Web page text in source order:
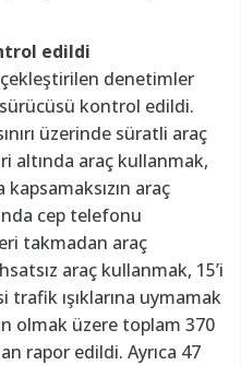
edildi
denetimler
kontrol edildi.
üzerinde süratli araç
altında araç kullanmak,
araç
cep telefonu
takmadan araç
araç kullanmak, 15’i
trafik ışıklarına uymamak
olmak üzere toplam 370
rapor edildi. Ayrıca 47